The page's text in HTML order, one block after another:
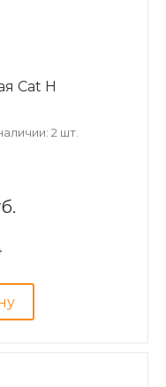
Cat H
2 шт.